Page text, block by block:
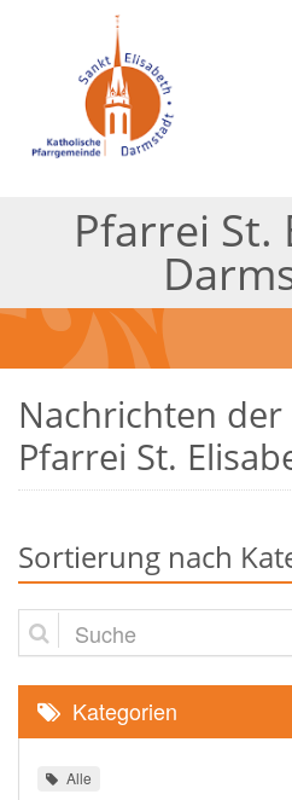
Pfarrei St.
Nachrichten
Pfarrei St.
Sortierung nach
Suche
Kategorien
Alle